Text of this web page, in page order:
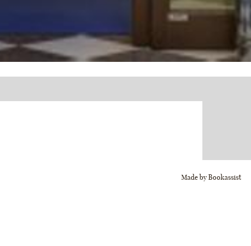
Made by Bookassist